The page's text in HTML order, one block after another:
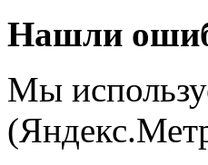
Нашли
Мы